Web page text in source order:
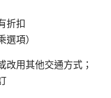
折扣
項）
改用其他交通方式；